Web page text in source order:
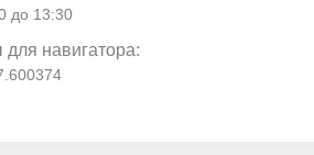
до 13:30
для навигатора: